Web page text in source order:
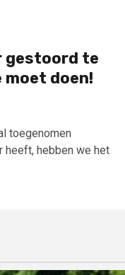
gestoord te
moet doen!
toegenomen
heeft, hebben we het